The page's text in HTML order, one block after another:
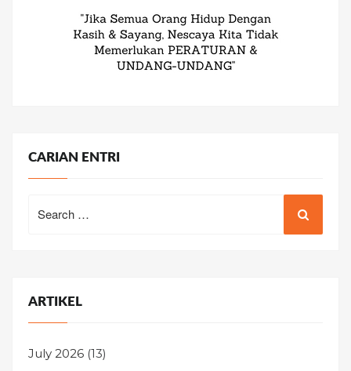
CARIAN ENTRI
for:
ARTIKEL
July 2026 (13)